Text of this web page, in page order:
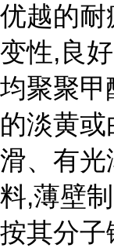
优越的耐
变性,良
均聚聚甲
的淡黄
滑、有光
料,薄壁
按其分子